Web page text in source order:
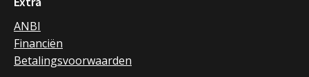
ANBI
Financiën
Betalingsvoorwaarden